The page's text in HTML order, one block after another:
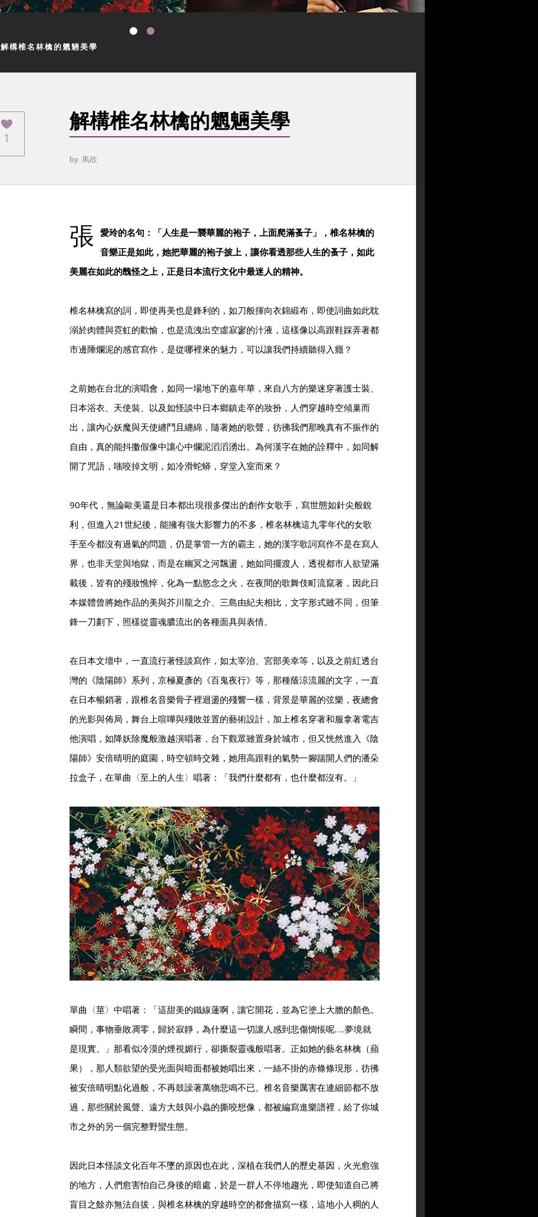
解構椎名林檎的魍魎美學
1
解構椎名林檎的魍魎美學
by 馬欣
張 愛玲的名句：「人生是一襲華麗的袍子，上面爬滿蚤子」，椎名林檎的
音樂正是如此，她把華麗的袍子披上，讓你看透那些人生的蚤子，如此
美麗在如此的醜怪之上，正是日本流行文化中最迷人的精神。
椎名林檎寫的詞，即使再美也是鋒利的，如刀般揮向衣錦緞布，即使詞曲如此耽
溺於肉體與霓虹的歡愉，也是流洩出空虛寂寥的汁液，這樣像以高跟鞋踩弄著都
市邊陲爛泥的感官寫作，是從哪裡來的魅力，可以讓我們持續聽得入癮？
之前她在台北的演唱會，如同一場地下的嘉年華，來自八方的樂迷穿著護士裝、
日本浴衣、天使裝、以及如怪談中日本鄉鎮走卒的妝扮，人們穿越時空傾巢而
出，讓內心妖魔與天使纏鬥且纏綿，隨著她的歌聲，彷彿我們那晚真有不振作的
自由，真的能抖擻假像中讓心中爛泥滔滔湧出。為何漢字在她的詮釋中，如同解
開了咒語，嗤咬掉文明，如冷滑蛇蟒，穿堂入室而來？
90年代，無論歐美還是日本都出現很多傑出的創作女歌手，寫世態如針尖般銳
利，但進入21世紀後，能擁有強大影響力的不多，椎名林檎這九零年代的女歌
手至今都沒有過氣的問題，仍是掌管一方的霸主，她的漢字歌詞寫作不是在寫人
界，也非天堂與地獄，而是在幽冥之河飄盪，她如同擺渡人，透視都市人欲望滿
載後，皆有的殘妝憔悴，化為一點慾念之火，在夜間的歌舞伎町流竄著，因此日
本媒體曾將她作品的美與芥川龍之介、三島由紀夫相比，文字形式雖不同，但筆
鋒一刀劃下，照樣從靈魂膿流出的各種面具與表情。
在日本文壇中，一直流行著怪談寫作，如太宰治、宮部美幸等，以及之前紅透台
灣的《陰陽師》系列，京極夏彥的《百鬼夜行》等，那種蔭涼流麗的文字，一直
在日本暢銷著，跟椎名音樂骨子裡迴盪的殘響一樣，背景是華麗的弦樂，夜總會
的光影與佈局，舞台上喧嘩與殘敗並置的藝術設計，加上椎名穿著和服拿著電吉
他演唱，如降妖除魔般激越演唱著，台下觀眾雖置身於城市，但又恍然進入《陰
陽師》安倍晴明的庭園，時空頓時交雜，她用高跟鞋的氣勢一腳踹開人們的潘朵
拉盒子，在單曲〈至上的人生〉唱著：「我們什麼都有，也什麼都沒有。」
單曲〈莖〉中唱著：「這甜美的鐵線蓮啊，讓它開花，並為它塗上大膽的顏色。
瞬間，事物垂敗凋零，歸於寂靜，為什麼這一切讓人感到悲傷惆悵呢…..夢境就
是現實。」那看似冷漠的煙視媚行，卻撕裂靈魂般唱著。正如她的藝名林檎（蘋
果），那人類欲望的受光面與暗面都被她唱出來，一絲不掛的赤條條現形，彷彿
被安倍晴明點化過般，不再鼓譟著萬物悲鳴不已。椎名音樂厲害在連細節都不放
過，那些關於風聲、遠方大鼓與小蟲的撕咬想像，都被編寫進樂譜裡，給了你城
市之外的另一個完整野蠻生態。
因此日本怪談文化百年不墜的原因也在此，深植在我們人的歷史基因，火光愈強
的地方，人們愈害怕自己身後的暗處，於是一群人不停地趨光，即使知道自己將
盲目之餘亦無法自拔，與椎名林檎的穿越時空的都會描寫一樣，這地小人稠的人